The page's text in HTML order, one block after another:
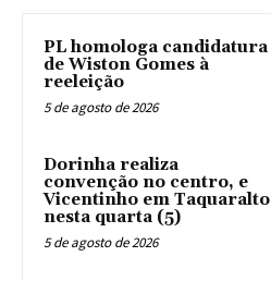
PL homologa candidatura
de Wiston Gomes à
reeleição
5 de agosto de 2026
Dorinha realiza
convenção no centro, e
Vicentinho em Taquaralto
nesta quarta (5)
5 de agosto de 2026